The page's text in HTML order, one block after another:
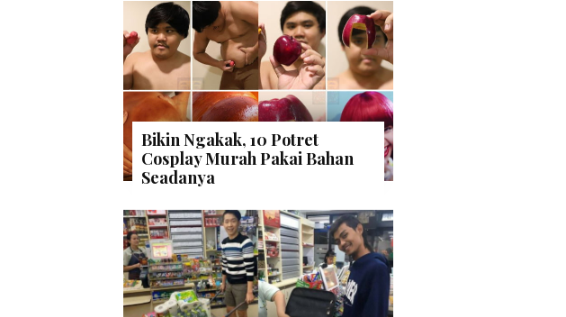
Bikin Ngakak, 10 Potret
Cosplay Murah Pakai Bahan
Seadanya